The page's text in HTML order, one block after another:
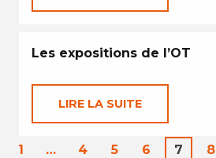
Les expositions de l’OT
LIRE LA SUITE
1 … 4 5 6 7 8